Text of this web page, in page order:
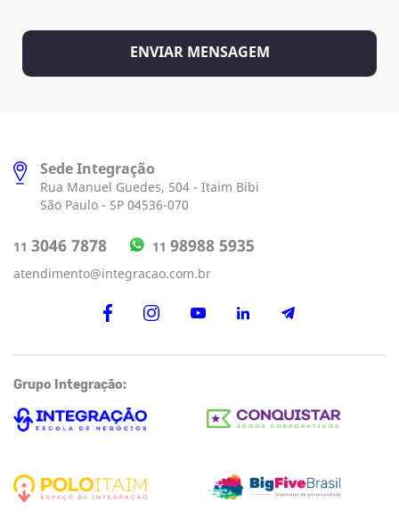
Sede Integração
Rua Manuel Guedes, 504 - Itaim Bibi
São Paulo - SP 04536-070
11 3046 7878 11 98988 5935
atendimento@integracao.com.br
Grupo Integração: